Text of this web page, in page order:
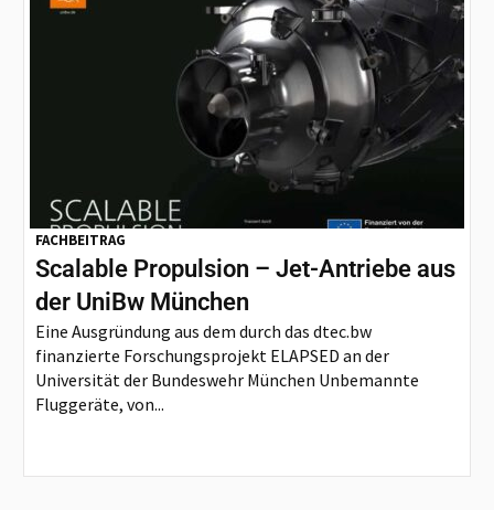
FACHBEITRAG
Scalable Propulsion – Jet-Antriebe aus
der UniBw München
Eine Ausgründung aus dem durch das dtec.bw
finanzierte Forschungsprojekt ELAPSED an der
Universität der Bundeswehr München Unbemannte
Fluggeräte, von...